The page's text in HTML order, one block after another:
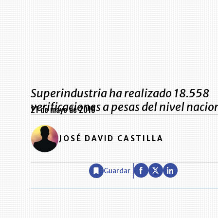
Superindustria ha realizado 18.558
verificaciones a pesas del nivel
21 de mayo de 2019
JOSÉ DAVID CASTILLA
Guardar